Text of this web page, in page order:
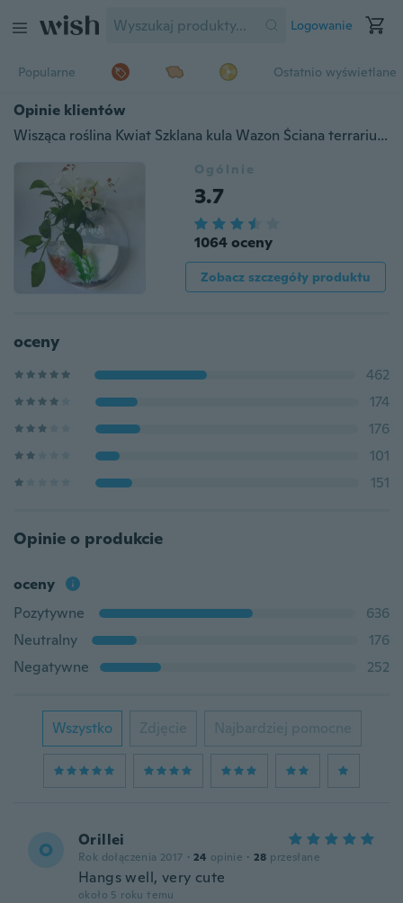
Logowanie
Popularne Ostatnio wyświetlane
Opinie klientów
Wisząca roślina Kwiat Szklana kula Wazon Ściana terrarium Akwarium Akwarium Wystrój akwarium Akwarium
Ogólnie
3.7
1064 oceny
Zobacz szczegóły produktu
oceny
462
174
176
101
151
Opinie o produkcie
oceny
Pozytywne
636
Neutralny
176
Negatywne
252
Wszystko Zdjęcie Najbardziej pomocne
O Orillei
Rok dołączenia 2017 · 24 opinie · 28 przesłane
Hangs well, very cute
około 5 roku temu